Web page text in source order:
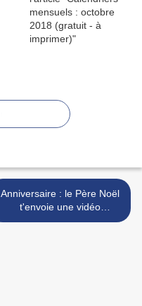
Anniversaire : le Père Noël
t'envoie une vidéo
personnalisée gratuite >